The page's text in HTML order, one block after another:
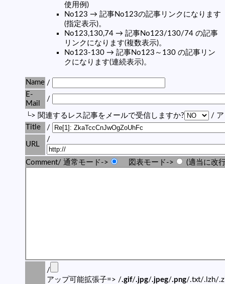
使用例)
No123 → 記事No123の記事リンクになります
(指定表示)。
No123,130,74 → 記事No123/130/74 の記事
リンクになります(複数表示)。
No123-130 → 記事No123～130 の記事リン
クになります(連続表示)。
Name /
E-
Mail
/
└> 関連するレス記事をメールで受信しますか?
/ ア
Title
/
URL
/
Comment/ 通常モード-> 図表モード-> (適当に改
/
アップ可能拡張子=> /.gif/.jpg/.jpeg/.png/.txt/.lzh/